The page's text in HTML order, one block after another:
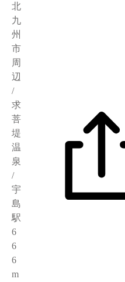
北
九
州
市
周
辺
/
求
菩
堤
温
泉
/
宇
島
駅
6
6
6
m